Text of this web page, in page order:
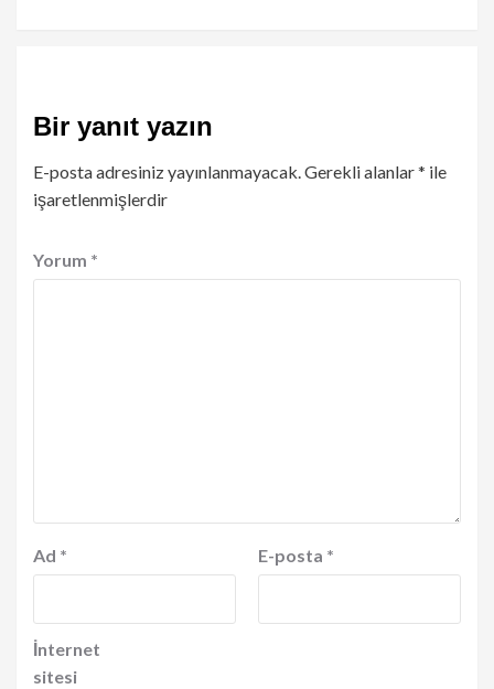
Bir yanıt yazın
E-posta adresiniz yayınlanmayacak.Gerekli alanlar* ile
işaretlenmişlerdir
Yorum *
Ad * E-posta *
İnternet
sitesi